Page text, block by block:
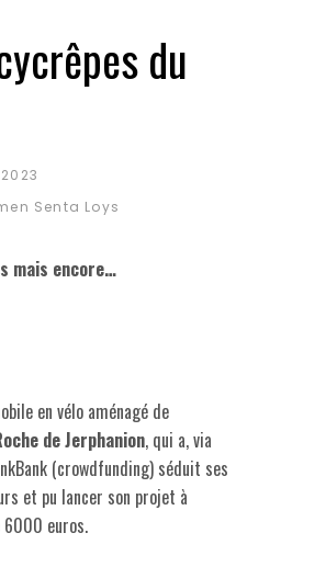
du
Senta Loys
mais encore…
en vélo aménagé de
de Jerphanion, qui a, via
(crowdfunding) séduit ses
et pu lancer son projet à
euros.